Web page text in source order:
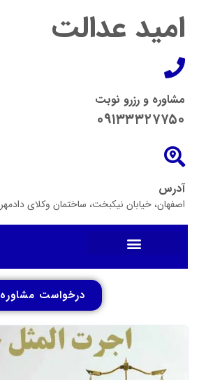
امید عدالت
مشاوره و رزرو نوبت
۰۹۱۳۳۳۲۷۷۵۰
آدرس
اصفهان، خیابان نیکبخت، ساختمان وکلای دادمهر
درخواست مشاوره